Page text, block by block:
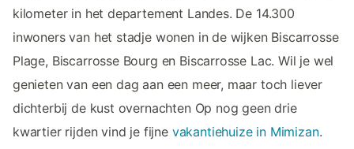
kilometer in het departement Landes. De 14.300
inwoners van het stadje wonen in de wijken Biscarrosse
Plage, Biscarrosse Bourg en Biscarrosse Lac. Wil je wel
genieten van een dag aan een meer, maar toch liever
dichterbij de kust overnachten Op nog geen drie
kwartier rijden vind je fijne vakantiehuize in Mimizan.